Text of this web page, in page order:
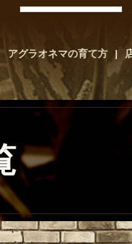
アグラオネマの育て方